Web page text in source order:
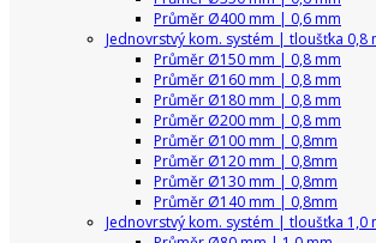
Průměr Ø400 mm | 0,6 mm
Jednovrstvý kom. systém | tloušťka 0,8
Průměr Ø150 mm | 0,8 mm
Průměr Ø160 mm | 0,8 mm
Průměr Ø180 mm | 0,8 mm
Průměr Ø200 mm | 0,8 mm
Průměr Ø100 mm | 0,8mm
Průměr Ø120 mm | 0,8mm
Průměr Ø130 mm | 0,8mm
Průměr Ø140 mm | 0,8mm
Jednovrstvý kom. systém | tloušťka 1,0